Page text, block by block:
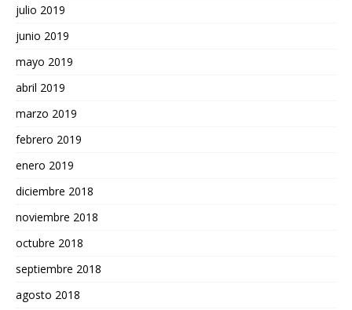
julio 2019
junio 2019
mayo 2019
abril 2019
marzo 2019
febrero 2019
enero 2019
diciembre 2018
noviembre 2018
octubre 2018
septiembre 2018
agosto 2018